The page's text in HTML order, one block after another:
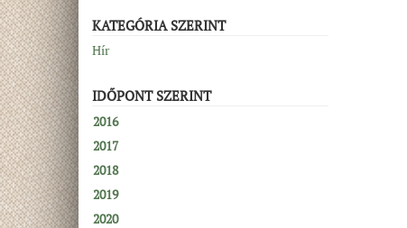
KATEGÓRIA SZERINT
Hír
IDŐPONT SZERINT
2016
2017
2018
2019
2020